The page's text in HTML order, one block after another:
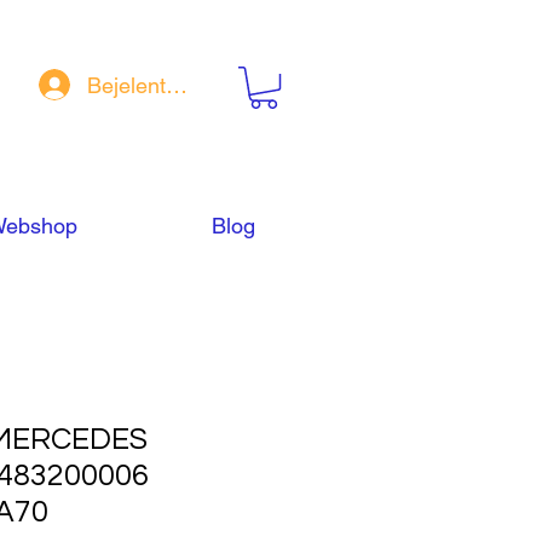
Bejelentkezés
Blog